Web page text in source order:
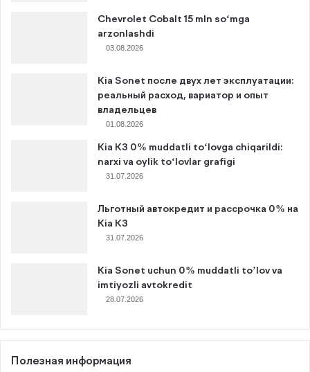
Chevrolet Cobalt 15 mln so‘mga
arzonlashdi
03.08.2026
Kia Sonet после двух лет эксплуатации:
реальный расход, вариатор и опыт
владельцев
01.08.2026
Kia K3 0% muddatli to‘lovga chiqarildi:
narxi va oylik to‘lovlar grafigi
31.07.2026
Льготный автокредит и рассрочка 0% на
Kia K3
31.07.2026
Kia Sonet uchun 0% muddatli to’lov va
imtiyozli avtokredit
28.07.2026
Полезная информация